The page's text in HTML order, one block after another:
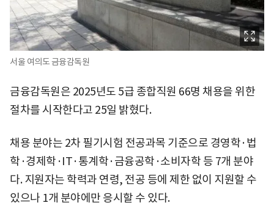
서울 여의도 금융감독원
금융감독원은 2025년도 5급 종합직원 66명 채용을 위한
절차를 시작한다고 25일 밝혔다.
채용 분야는 2차 필기시험 전공과목 기준으로 경영학·법
학·경제학·IT·통계학·금융공학·소비자학 등 7개 분야
다. 지원자는 학력과 연령, 전공 등에 제한 없이 지원할 수
있으나 1개 분야에만 응시할 수 있다.